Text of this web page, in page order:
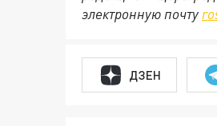
электронную почту
ДЗЕН